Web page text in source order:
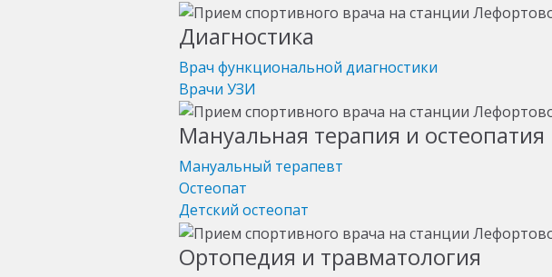
Диагностика
Врач функциональной диагностики
Врачи УЗИ
Мануальная терапия и остеопатия
Мануальный терапевт
Остеопат
Детский остеопат
Ортопедия и травматология